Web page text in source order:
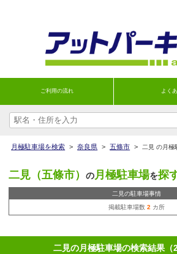
ご利用の流れ よく
月極駐車場を検索 > 奈良県 > 五條市 > 二見 の月極
二見（五條市） の月極駐車場を探
二見の駐車場事情
掲載駐車場数 2 カ所
二見の月極駐車場の検索結果（2